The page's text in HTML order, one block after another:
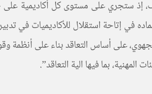
نجد: “وسوف تتم مراجعة أشكال التوظيف، إذ ستجري على
سيتم اعتماده في إتاحة استقلال
على أساس التعاقد بناء على أنظمة